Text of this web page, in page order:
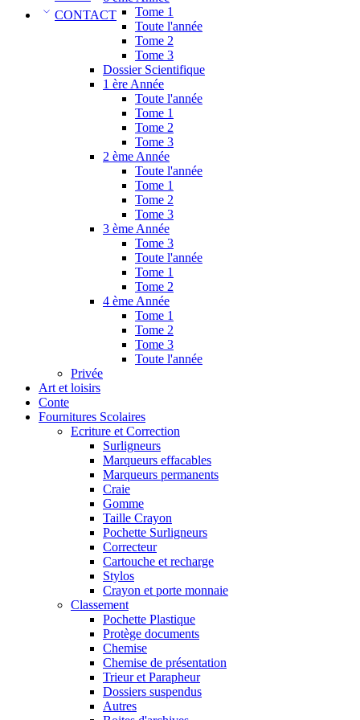
CONTACT
Tome 1
Toute l'année
Tome 2
Tome 3
Dossier Scientifique
1 ère Année
Toute l'année
Tome 1
Tome 2
Tome 3
2 ème Année
Toute l'année
Tome 1
Tome 2
Tome 3
3 ème Année
Tome 3
Toute l'année
Tome 1
Tome 2
4 ème Année
Tome 1
Tome 2
Tome 3
Toute l'année
Privée
Art et loisirs
Conte
Fournitures Scolaires
Ecriture et Correction
Surligneurs
Marqueurs effacables
Marqueurs permanents
Craie
Gomme
Taille Crayon
Pochette Surligneurs
Correcteur
Cartouche et recharge
Stylos
Crayon et porte monnaie
Classement
Pochette Plastique
Protège documents
Chemise
Chemise de présentation
Trieur et Parapheur
Dossiers suspendus
Autres